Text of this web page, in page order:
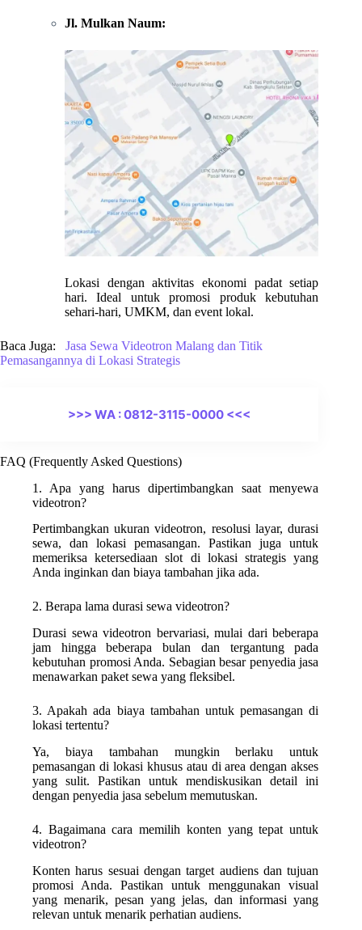
Jl. Mulkan Naum:
Lokasi dengan aktivitas ekonomi padat setiap
hari. Ideal untuk promosi produk kebutuhan
sehari-hari, UMKM, dan event lokal.
Baca Juga: Jasa Sewa Videotron Malang dan Titik
Pemasangannya di Lokasi Strategis
>>> WA : 0812-3115-0000 <<<
FAQ (Frequently Asked Questions)
1. Apa yang harus dipertimbangkan saat menyewa
videotron?
Pertimbangkan ukuran videotron, resolusi layar, durasi
sewa, dan lokasi pemasangan. Pastikan juga untuk
memeriksa ketersediaan slot di lokasi strategis yang
Anda inginkan dan biaya tambahan jika ada.
2. Berapa lama durasi sewa videotron?
Durasi sewa videotron bervariasi, mulai dari beberapa
jam hingga beberapa bulan dan tergantung pada
kebutuhan promosi Anda. Sebagian besar penyedia jasa
menawarkan paket sewa yang fleksibel.
3. Apakah ada biaya tambahan untuk pemasangan di
lokasi tertentu?
Ya, biaya tambahan mungkin berlaku untuk
pemasangan di lokasi khusus atau di area dengan akses
yang sulit. Pastikan untuk mendiskusikan detail ini
dengan penyedia jasa sebelum memutuskan.
4. Bagaimana cara memilih konten yang tepat untuk
videotron?
Konten harus sesuai dengan target audiens dan tujuan
promosi Anda. Pastikan untuk menggunakan visual
yang menarik, pesan yang jelas, dan informasi yang
relevan untuk menarik perhatian audiens.